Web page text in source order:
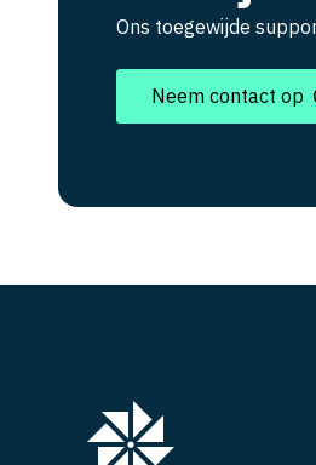
Ons toegewijde
Neem contact op